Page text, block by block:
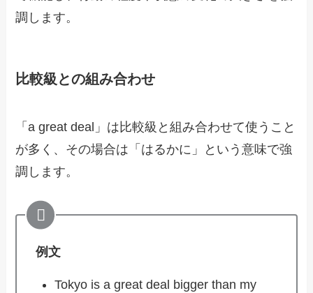
調します。
比較級との組み合わせ
「a great deal」は比較級と組み合わせて使うこと
が多く、その場合は「はるかに」という意味で強
調します。
例文
Tokyo is a great deal bigger than my